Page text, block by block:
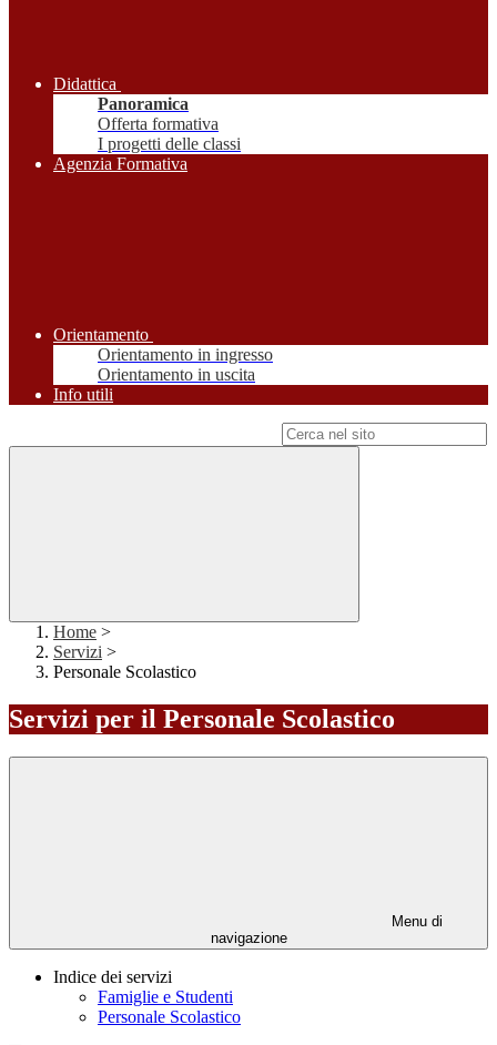
Didattica
Panoramica
Offerta formativa
I progetti delle classi
Agenzia Formativa
Orientamento
Orientamento in ingresso
Orientamento in uscita
Info utili
Home >
Servizi >
Personale Scolastico
Servizi per il Personale Scolastico
Menu di
navigazione
Indice dei servizi
Famiglie e Studenti
Personale Scolastico